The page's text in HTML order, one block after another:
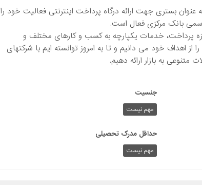
دانش بنیان پی استار که در سال 1398 به عنوان بستری جهت ارائه درگاه پرداخت اینترنتی فعالیت خود را
بانک مرکزی فعال است.
پرداخت، خدمات یکپارچه به کسب و کارهای مختلف و
اهداف خود می دانیم و تا به امروز توانسته ایم با شرکتهای
به بازار ارائه دهیم.
جنسیت
مهم نیست
حداقل مدرک تحصیلی
مهم نیست